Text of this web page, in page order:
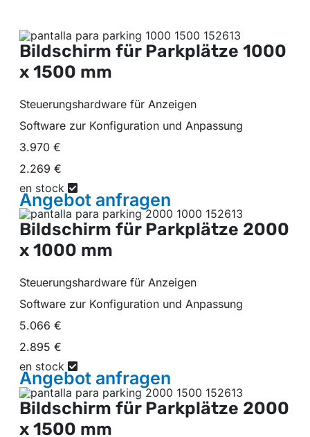
Bildschirm für Parkplätze 1000
x 1500 mm
Steuerungshardware für Anzeigen
Software zur Konfiguration und Anpassung
3.970 €
2.269 €
en stock
Angebot anfragen
Bildschirm für Parkplätze 2000
x 1000 mm
Steuerungshardware für Anzeigen
Software zur Konfiguration und Anpassung
5.066 €
2.895 €
en stock
Angebot anfragen
Bildschirm für Parkplätze 2000
x 1500 mm